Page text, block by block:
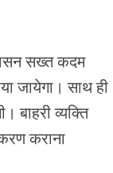
सख्त कदम
जायेगा। साथ ही
बाहरी व्यक्ति
कराना